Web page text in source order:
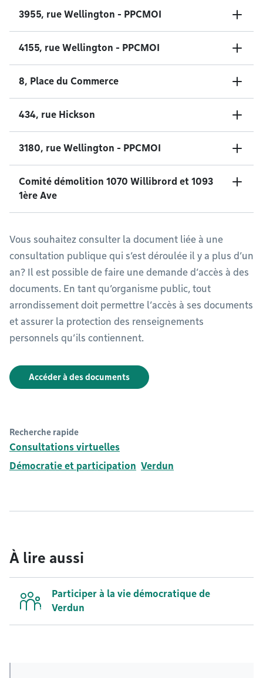
3955, rue Wellington - PPCMOI
4155, rue Wellington - PPCMOI
8, Place du Commerce
434, rue Hickson
3180, rue Wellington - PPCMOI
Comité démolition 1070 Willibrord et 1093
1ère Ave
Vous souhaitez consulter la document liée à une
consultation publique qui s’est déroulée il y a plus d’un
an? Il est possible de faire une demande d’accès à des
documents. En tant qu’organisme public, tout
arrondissement doit permettre l’accès à ses documents
et assurer la protection des renseignements
personnels qu’ils contiennent.
Accéder à des documents
Recherche rapide
Consultations virtuelles
Démocratie et participation Verdun
À lire aussi
Participer à la vie démocratique de
Verdun